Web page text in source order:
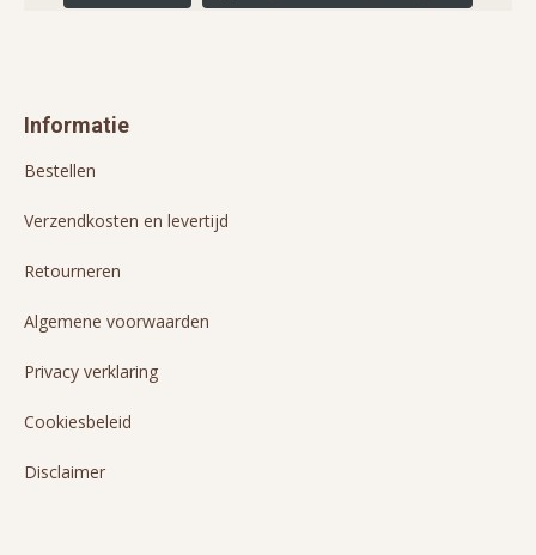
Informatie
Bestellen
Verzendkosten en levertijd
Retourneren
Algemene voorwaarden
Privacy verklaring
Cookiesbeleid
Disclaimer